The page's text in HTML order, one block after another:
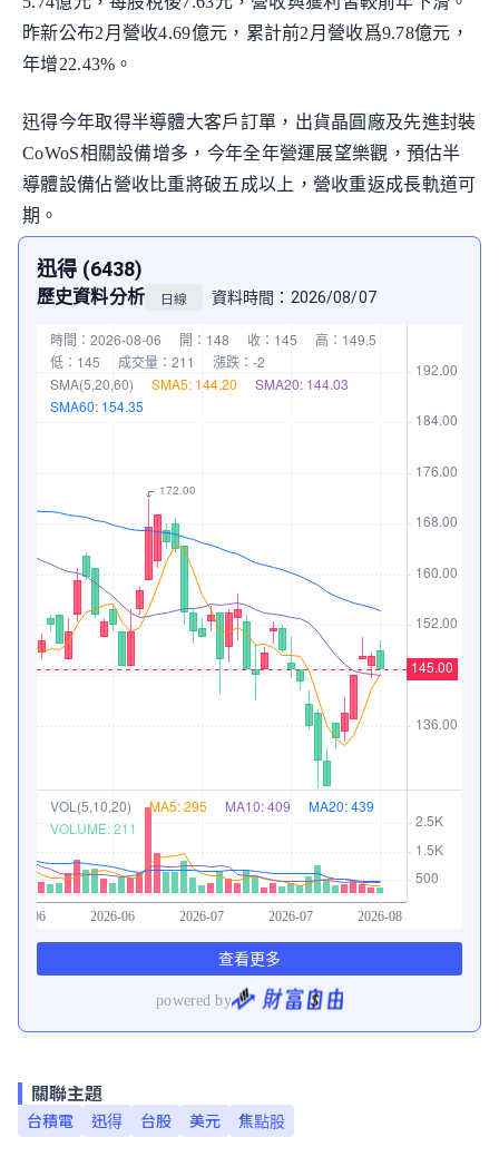
昨新公布2月營收4.69億元，累計前2月營收爲9.78億元，
年增22.43%。
迅得今年取得半導體大客戶訂單，出貨晶圓廠及先進封裝
CoWoS相關設備增多，今年全年營運展望樂觀，預估半
導體設備佔營收比重將破五成以上，營收重返成長軌道可
期。
關聯主題
台積電 迅得 台股 美元 焦點股